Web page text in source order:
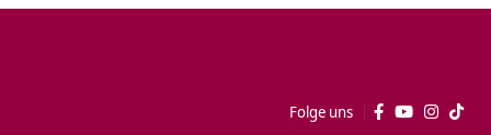
Folge uns